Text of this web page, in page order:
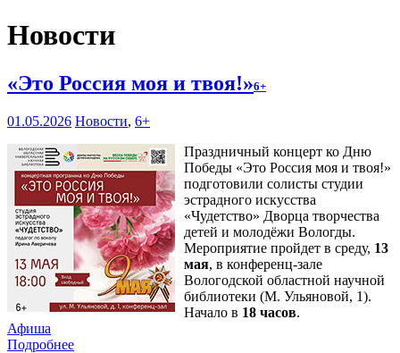
Новости
«Это Россия моя и твоя!»6+
01.05.2026 Новости, 6+
Праздничный концерт ко Дню
Победы «Это Россия моя и твоя!»
подготовили солисты студии
эстрадного искусства
«Чудетство» Дворца творчества
детей и молодёжи Вологды.
Мероприятие пройдет в среду, 13
мая, в конференц-зале
Вологодской областной научной
библиотеки (М. Ульяновой, 1).
Начало в 18 часов.
Афиша
Подробнее